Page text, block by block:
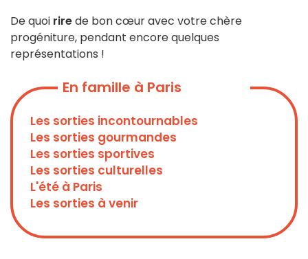
De quoi rirede bon cœur avec votre chère
progéniture, pendant encore quelques
représentations !
En famille à Paris
Les sorties incontournables
Les sorties gourmandes
Les sorties sportives
Les sorties culturelles
L'été à Paris
Les sorties à venir